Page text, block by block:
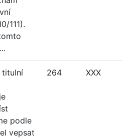
111).
titulní
podle
vepsat
264 XXX